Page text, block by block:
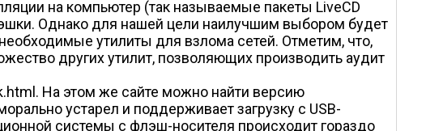
на компьютер (так называемые пакеты LiveCD
Однако для нашей цели наилучшим выбором будет
утилиты для взлома сетей. Отметим, что,
других утилит, позволяющих производить аудит
На этом же сайте можно найти версию
устарел и поддерживает загрузку с USB-
системы с флэш-носителя происходит гораздо